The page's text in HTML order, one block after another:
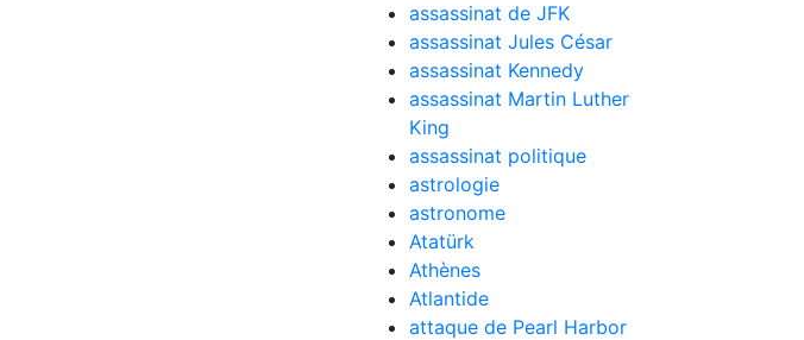
assassinat de JFK
assassinat Jules César
assassinat Kennedy
assassinat Martin Luther
King
assassinat politique
astrologie
astronome
Atatürk
Athènes
Atlantide
attaque de Pearl Harbor